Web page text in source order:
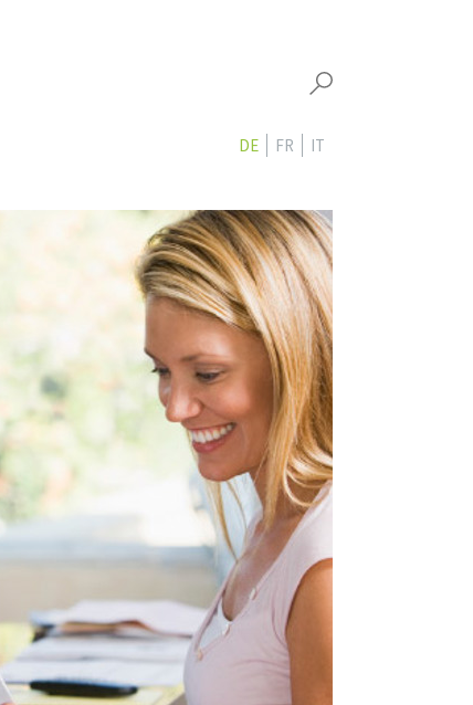
DE FR IT